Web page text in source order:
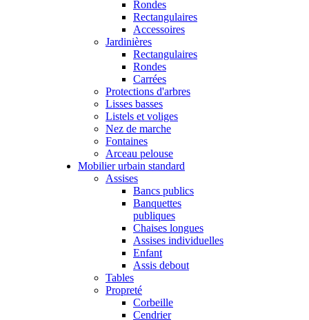
Rondes
Rectangulaires
Accessoires
Jardinières
Rectangulaires
Rondes
Carrées
Protections d'arbres
Lisses basses
Listels et voliges
Nez de marche
Fontaines
Arceau pelouse
Mobilier urbain standard
Assises
Bancs publics
Banquettes
publiques
Chaises longues
Assises individuelles
Enfant
Assis debout
Tables
Propreté
Corbeille
Cendrier